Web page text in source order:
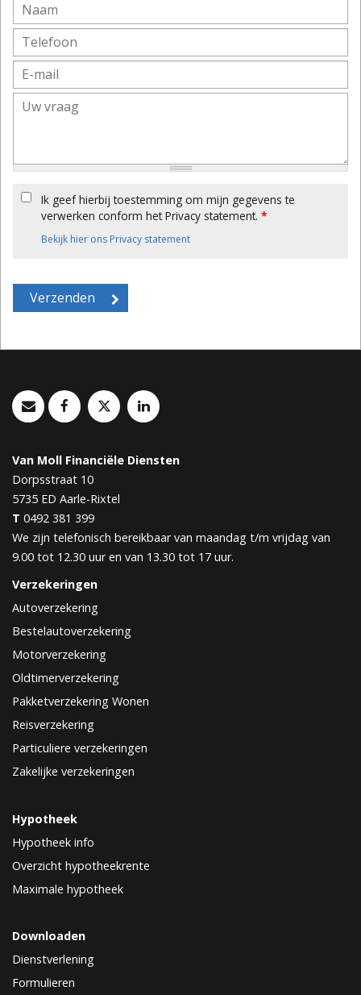
Ik geef hierbij toestemming om mijn gegevens te
verwerken conform het Privacy statement. *
Bekijk hier ons Privacy statement
Van Moll Financiële Diensten
Dorpsstraat 10
5735 ED Aarle-Rixtel
T 0492 381 399
We zijn telefonisch bereikbaar van maandag t/m vrijdag van
9.00 tot 12.30 uur en van 13.30 tot 17 uur.
Verzekeringen
Autoverzekering
Bestelautoverzekering
Motorverzekering
Oldtimerverzekering
Pakketverzekering Wonen
Reisverzekering
Particuliere verzekeringen
Zakelijke verzekeringen
Hypotheek
Hypotheek info
Overzicht hypotheekrente
Maximale hypotheek
Downloaden
Dienstverlening
Formulieren